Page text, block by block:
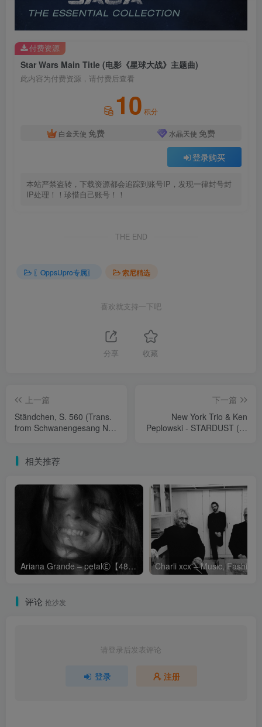
Star Wars Main Title (电影《星球大战》主题曲)
此内容为付费资源，请付费后查看
10 积分
白金天使 免费 水晶天使 免费
登录购买
本站严禁盗转，下载资源都会追踪到账号IP，发现一律封号封
IP处理！！珍惜自己账号！！
付费资源
THE END
〖OppsUpro专属〗 索尼精选
喜欢就支持一下吧
分享 收藏
上一篇
Ständchen, S. 560 (Trans.
from Schwanengesang No.
下一篇
New York Trio & Ken
Peplowski - STARDUST (星
相关推荐
Ariana Grande – petalⒺ【48kHz／24bit】英国区
评论 抢沙发
请登录后发表评论
登录 注册